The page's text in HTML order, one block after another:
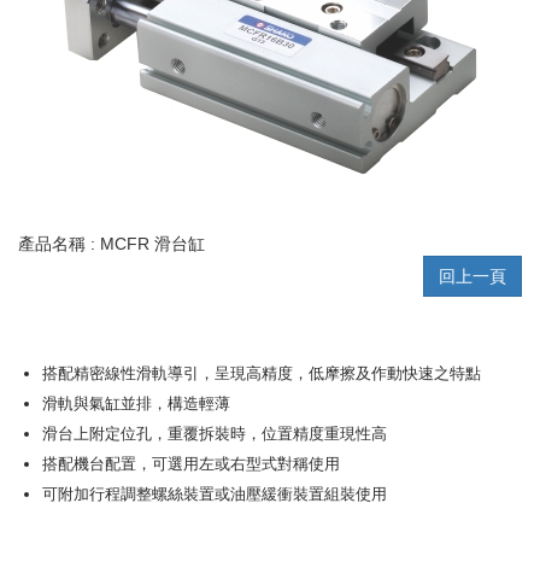
產品名稱 : MCFR 滑台缸
回上一頁
搭配精密線性滑軌導引，呈現高精度，低摩擦及作動快速之特點
滑軌與氣缸並排，構造輕薄
滑台上附定位孔，重覆拆裝時，位置精度重現性高
搭配機台配置，可選用左或右型式對稱使用
可附加行程調整螺絲裝置或油壓緩衝裝置組裝使用